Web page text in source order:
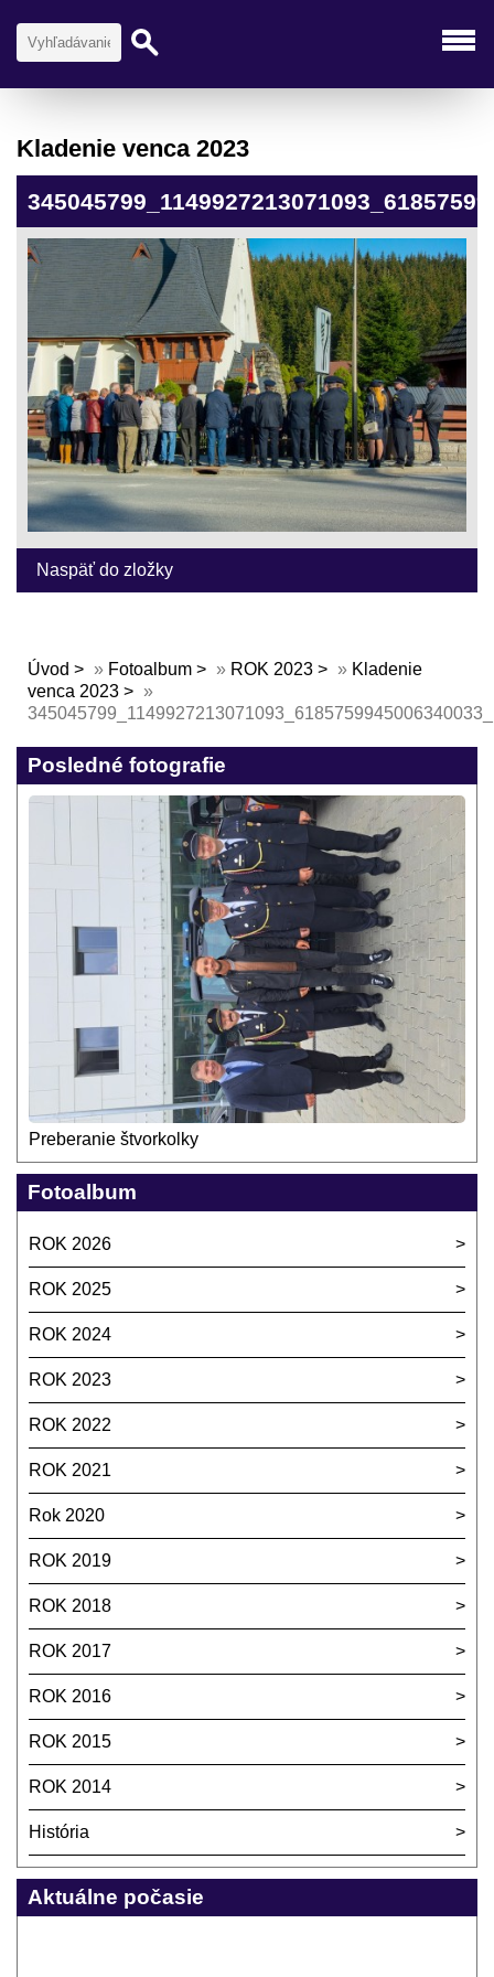
Kladenie venca 2023
Naspäť do zložky
Úvod » Fotoalbum » ROK 2023 » Kladenie
venca 2023
»
Posledné fotografie
Preberanie štvorkolky
Fotoalbum
ROK 2026
ROK 2025
ROK 2024
ROK 2023
ROK 2022
ROK 2021
Rok 2020
ROK 2019
ROK 2018
ROK 2017
ROK 2016
ROK 2015
ROK 2014
História
Aktuálne počasie